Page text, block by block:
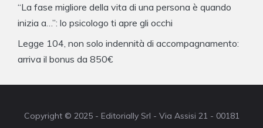
“La fase migliore della vita di una persona è quando
inizia a…”: lo psicologo ti apre gli occhi
Legge 104, non solo indennità di accompagnamento:
arriva il bonus da 850€
Copyright © 2025 - Editorially Srl - Via Assisi 21 - 00181